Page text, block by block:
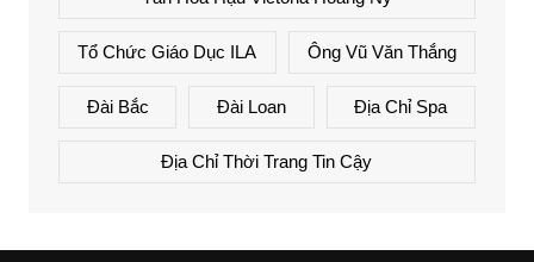
Tổ Chức Giáo Dục ILA Ông Vũ Văn Thắng
Đài Bắc Đài Loan Địa Chỉ Spa
Địa Chỉ Thời Trang Tin Cậy